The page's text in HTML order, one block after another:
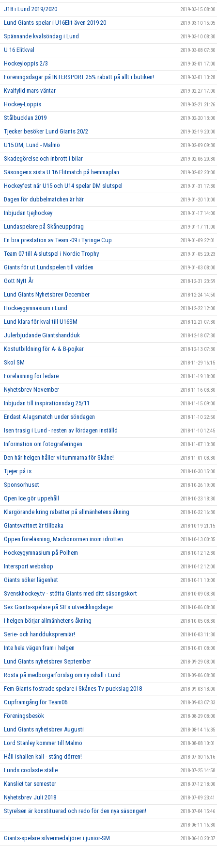
J18 i Lund 2019/2020 2019-03-15 08:00
Lund Giants spelar i U16Elit även 2019-20 2019-03-10 15:05
Spännande kvalsöndag i Lund 2019-03-10 08:30
U 16 Elitkval 2019-03-08 07:30
Hockeyloppis 2/3 2019-03-01 17:00
Föreningsdagar på INTERSPORT 25% rabatt på allt i butiken! 2019-03-01 13:28
Kvalfylld mars väntar 2019-02-27 17:00
Hockey-Loppis 2019-02-21 21:26
Stålbucklan 2019 2019-02-20 13:00
Tjecker besöker Lund Giants 20/2 2019-02-19 20:00
U15 DM, Lund - Malmö 2019-02-09 09:30
Skadegörelse och inbrott i bilar 2019-02-06 20:30
Säsongens sista U 16 Elitmatch på hemmaplan 2019-02-02 20:00
Hockeyfest när U15 och U14 spelar DM slutspel 2019-01-31 17:30
Dagen för dubbelmatchen är här 2019-01-20 10:00
Inbjudan tjejhockey 2019-01-17 14:00
Lundaspelare på Skåneuppdrag 2019-01-17 11:00
En bra prestation av Team -09 i Tyringe Cup 2019-01-09 22:01
Team 07 till A-slutspel i Nordic Trophy 2019-01-05 20:23
Giants för ut Lundspelen till världen 2019-01-03 08:00
Gott Nytt År 2018-12-31 23:59
Lund Giants Nyhetsbrev December 2018-12-24 14:50
Hockeygymnasium i Lund 2018-12-22 12:00
Lund klara för kval till U16SM 2018-12-21 07:30
Julerbjudande Giantshandduk 2018-12-18 07:30
Kostutbildning för A- & B-pojkar 2018-12-13 07:30
Skol SM 2018-11-29 16:15
Föreläsning för ledare 2018-11-19 18:00
Nyhetsbrev November 2018-11-16 08:30
Inbjudan till inspirationsdag 25/11 2018-11-15 09:00
Endast A-lagsmatch under söndagen 2018-11-10 22:50
Isen trasig i Lund - resten av lördagen inställd 2018-11-10 12:45
Information om fotograferingen 2018-11-07 13:30
Den här helgen håller vi tummarna för Skåne! 2018-11-01 08:30
Tjejer på is 2018-10-30 15:00
Sponsorhuset 2018-10-26 19:00
Open Ice gör uppehåll 2018-10-23 18:30
Klargörande kring rabatter på allmänhetens åkning 2018-10-22 16:30
Giantsvattnet är tillbaka 2018-10-19 21:15
Öppen föreläsning, Machonormen inom idrotten 2018-10-13 00:35
Hockeygymnasium på Polhem 2018-10-12 12:30
Intersport webshop 2018-10-12 12:00
Giants söker lägenhet 2018-10-11 10:00
Svenskhockey.tv - stötta Giants med ditt säsongskort 2018-10-09 08:30
Sex Giants-spelare på SIFs utvecklingsläger 2018-10-06 08:30
I helgen börjar allmänhetens åkning 2018-10-05 08:30
Serie- och handdukspremiär! 2018-10-03 11:30
Inte hela vägen fram i helgen 2018-10-01 08:00
Lund Giants nyhetsbrev September 2018-09-29 08:00
Rösta på medborgarförslag om ny ishall i Lund 2018-09-06 08:30
Fem Giants-fostrade spelare i Skånes Tv-puckslag 2018 2018-09-03 18:00
Cupframgång för Team06 2018-09-03 07:33
Föreningsbesök 2018-08-29 08:00
Lund Giants nyhetsbrev Augusti 2018-08-14 16:35
Lord Stanley kommer till Malmö 2018-08-08 10:01
Håll ishallen kall - stäng dörren! 2018-07-30 16:16
Lunds coolaste ställe 2018-07-25 14:58
Kansliet tar semester 2018-07-12 18:00
Nyhetsbrev Juli 2018 2018-07-09 23:41
Styrelsen är konstituerad och redo för den nya säsongen! 2018-07-04 15:46
2018-06-11 16:30
Giants-spelare silvermedaljörer i junior-SM 2018-06-10 20:37